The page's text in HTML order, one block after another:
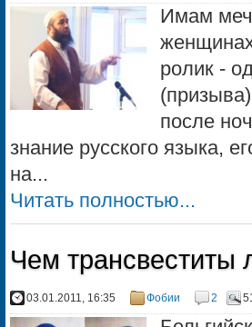
Имам
ролик -
после
знание русского языка,
на...
Читать полностью...
Чем трансвеститы
03.01.2011, 16:35 Фобии 2